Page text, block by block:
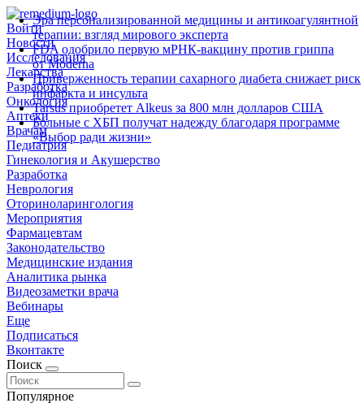
Войти
Новости
Исследования
Лекарства
Разработка
Онкология
Аптеки
Врачам
Педиатрия
Гинекология и Акушерство
Разработка
Неврология
Оториноларингология
Мероприятия
Фармацевтам
Законодательство
Медицинские издания
Аналитика рынка
Видеозаметки врача
Вебинары
Еще
Подписаться
Вконтакте
Поиск
Популярное
Эра персонализированной медицины и антикоагулянтной
терапии: взгляд мирового эксперта
FDA одобрило первую мРНК‑вакцину против гриппа
от Moderna
Приверженность терапии сахарного диабета снижает риск
инфаркта и инсульта
Tarsus приобретет Alkeus за 800 млн долларов США
Больные с ХБП получат надежду благодаря программе
«Выбор ради жизни»